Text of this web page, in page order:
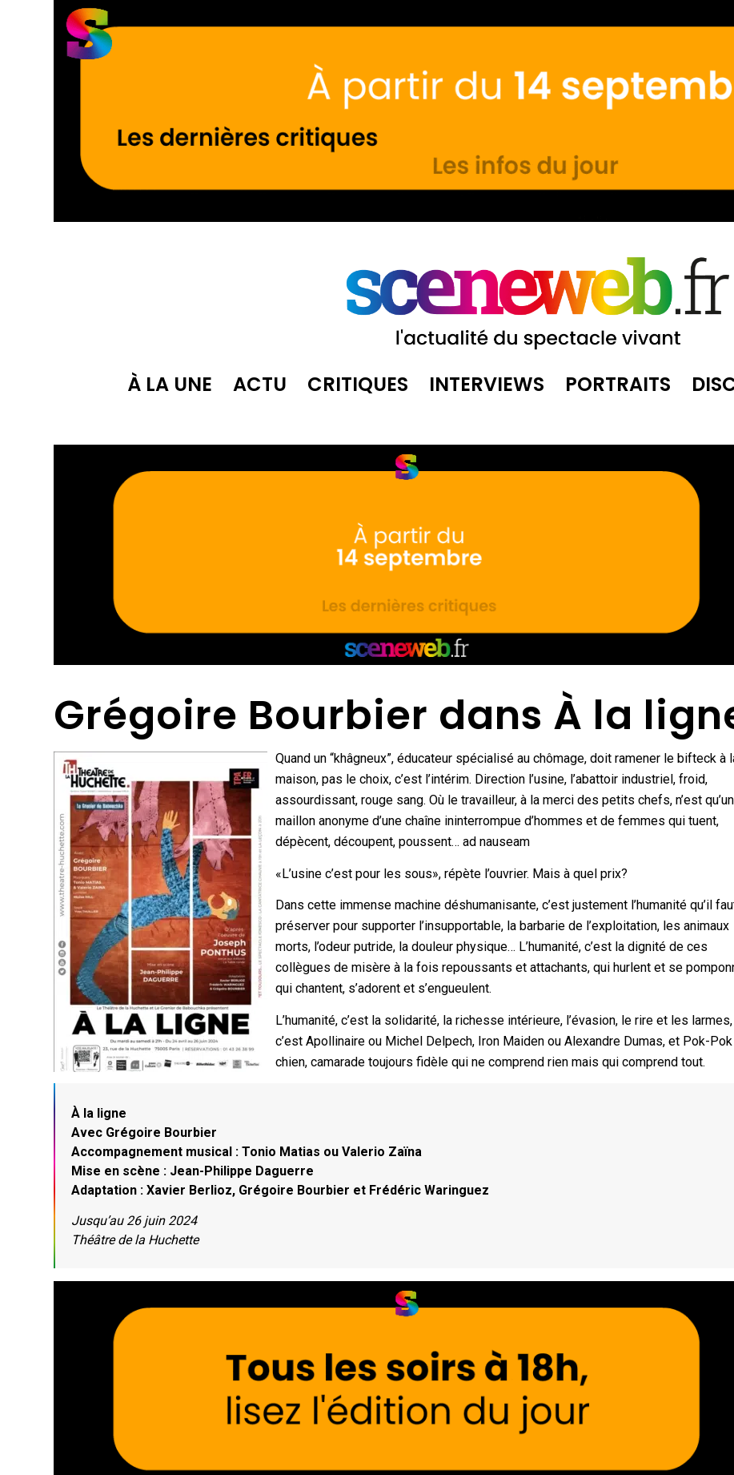
À LA UNE ACTU CRITIQUES INTERVIEWS PORTRAITS
Grégoire Bourbier dans À la
Quand un “khâgneux”, éducateur spécialisé au chômage, doit ramener le bifteck à
maison, pas le choix, c’est l’intérim. Direction l’usine, l’abattoir industriel, froid,
assourdissant, rouge sang. Où le travailleur, à la merci des petits chefs, n’est qu’un
maillon anonyme d’une chaîne ininterrompue d’hommes et de femmes qui tuent,
dépècent, découpent, poussent… ad nauseam
«L’usine c’est pour les sous», répète l’ouvrier. Mais à quel prix?
Dans cette immense machine déshumanisante, c’est justement l’humanité qu’il
préserver pour supporter l’insupportable, la barbarie de l’exploitation, les animaux
morts, l’odeur putride, la douleur physique… L’humanité, c’est la dignité de ces
collègues de misère à la fois repoussants et attachants, qui hurlent et se
qui chantent, s’adorent et s’engueulent.
L’humanité, c’est la solidarité, la richesse intérieure, l’évasion, le rire et les larmes,
c’est Apollinaire ou Michel Delpech, Iron Maiden ou Alexandre Dumas, et Pok-
chien, camarade toujours fidèle qui ne comprend rien mais qui comprend tout.
À la ligne
Avec Grégoire Bourbier
Accompagnement musical : Tonio Matias ou Valerio Zaïna
Mise en scène : Jean-Philippe Daguerre
Adaptation : Xavier Berlioz, Grégoire Bourbier et Frédéric Waringuez
Jusqu’au 26 juin 2024
Théâtre de la Huchette